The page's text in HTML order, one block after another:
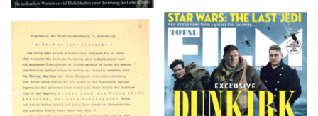
TOTAL FILM #260 –
SUMMER 2017
Flugblätter der Weissen
Rose – V, Januar 1943